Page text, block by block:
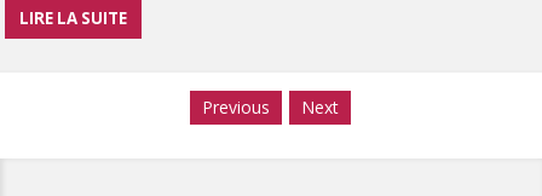
LIRE LA SUITE
Previous Next